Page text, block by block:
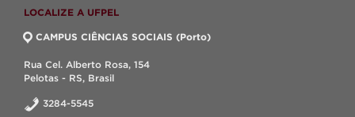
LOCALIZE A UFPEL
CAMPUS CIÊNCIAS SOCIAIS (Porto)
Rua Cel. Alberto Rosa, 154
Pelotas - RS, Brasil
3284-5545